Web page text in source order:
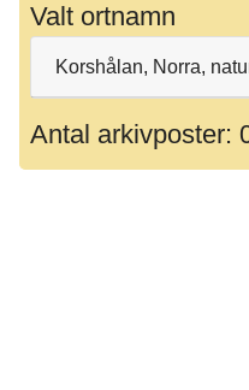
Valt ortnamn
Korshålan, Norra,
Antal arkivposter: